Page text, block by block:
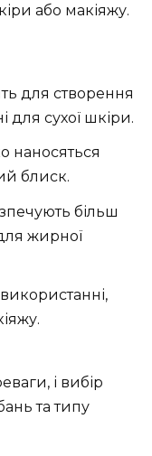
або макіяжу.
для створення
для сухої шкіри.
наносяться
блиск.
більш
жирної
і вибір
та типу